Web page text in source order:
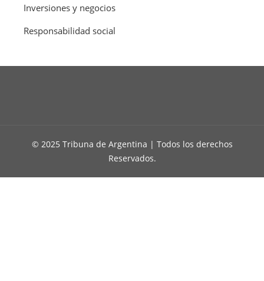
Inversiones y negocios
Responsabilidad social
© 2025 Tribuna de Argentina | Todos los derechos
Reservados.